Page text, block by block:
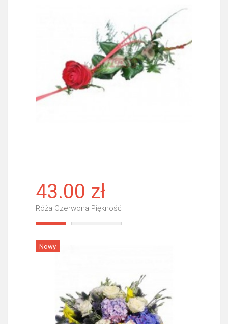
43.00 zł
Róża Czerwona Piękność
Nowy